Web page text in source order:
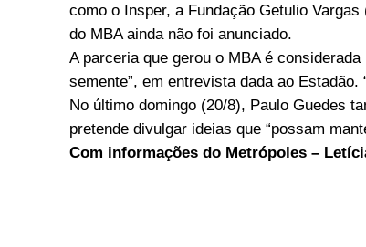
como o Insper, a Fundação Getulio
do MBA ainda não foi anunciado.
A parceria que gerou o MBA é
semente”, em entrevista dada ao
No último domingo (20/8), Paulo Guedes
pretende divulgar ideias que “possam
Com informações do Metrópoles –